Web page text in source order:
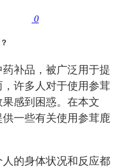
0
补品，被广泛用于提
许多人对于使用参茸
感到困惑。在本文
一些有关使用参茸鹿
的身体状况和反应都